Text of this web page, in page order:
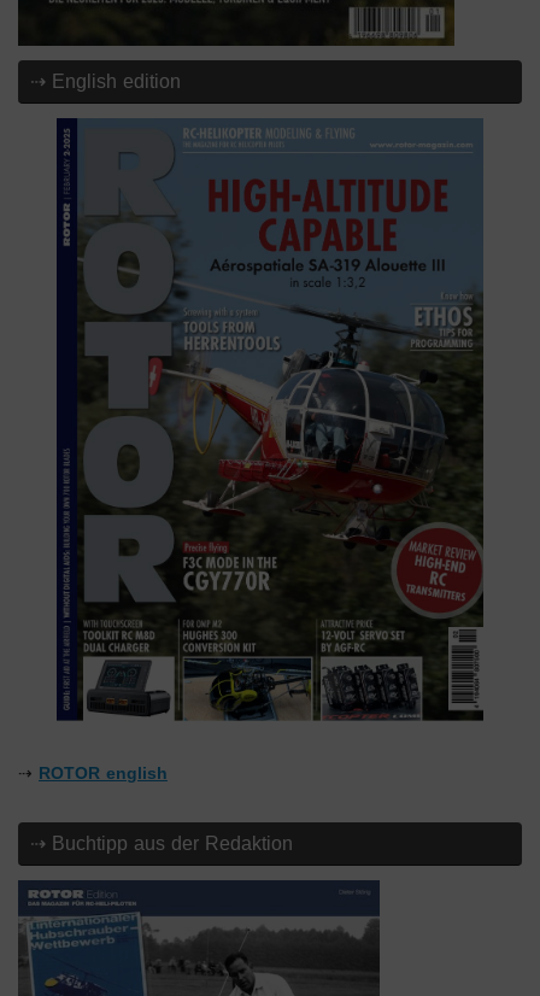
⇢ English edition
⇢ ROTOR english
⇢ Buchtipp aus der Redaktion